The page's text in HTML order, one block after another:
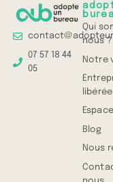
07 57 18 44
05
Qui
nous ?
Notre
libérée
Blog
Nous